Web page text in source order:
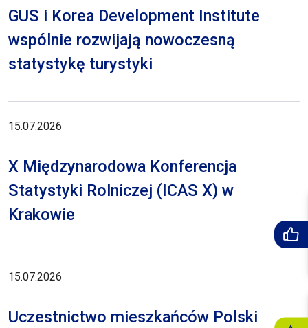
GUS i Korea Development Institute
wspólnie rozwijają nowoczesną
statystykę turystyki
15.07.2026
X Międzynarodowa Konferencja
Statystyki Rolniczej (ICAS X) w
Krakowie
15.07.2026
Uczestnictwo mieszkańców Polski